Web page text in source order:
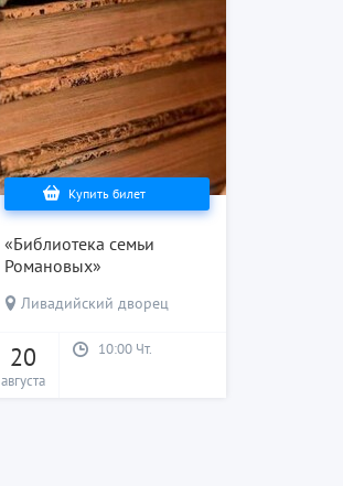
«Библиотека семьи
Романовых»
Ливадийский дворец
20
августа
10:00 Чт.
Купить билет